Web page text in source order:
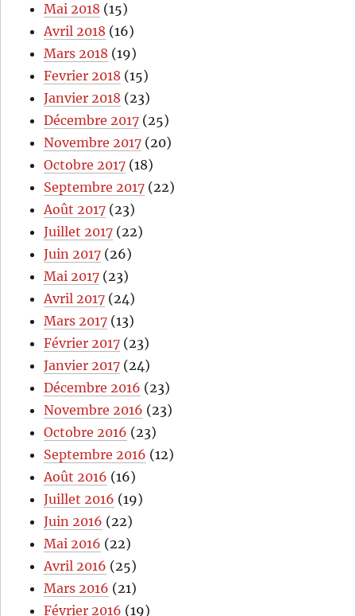
Mai 2018 (15)
Avril 2018 (16)
Mars 2018 (19)
Fevrier 2018 (15)
Janvier 2018 (23)
Décembre 2017 (25)
Novembre 2017 (20)
Octobre 2017 (18)
Septembre 2017 (22)
Août 2017 (23)
Juillet 2017 (22)
Juin 2017 (26)
Mai 2017 (23)
Avril 2017 (24)
Mars 2017 (13)
Février 2017 (23)
Janvier 2017 (24)
Décembre 2016 (23)
Novembre 2016 (23)
Octobre 2016 (23)
Septembre 2016 (12)
Août 2016 (16)
Juillet 2016 (19)
Juin 2016 (22)
Mai 2016 (22)
Avril 2016 (25)
Mars 2016 (21)
Février 2016 (19)